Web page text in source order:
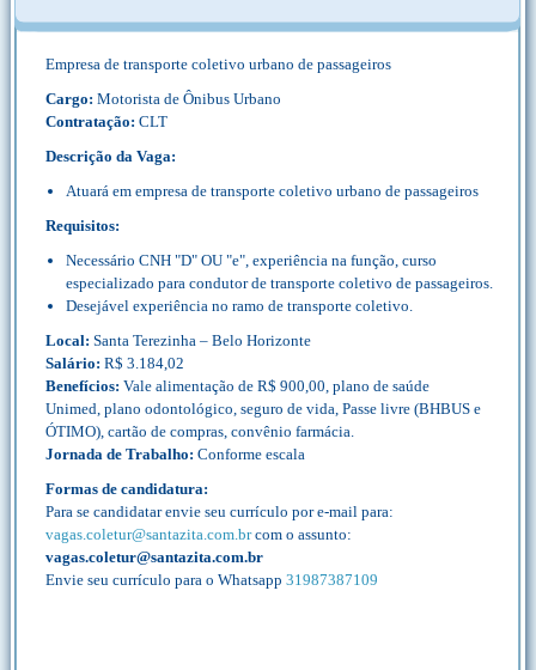
Empresa de transporte coletivo urbano de passageiros
Cargo: Motorista de Ônibus Urbano
Contratação: CLT
Descrição da Vaga:
Atuará em empresa de transporte coletivo urbano de passageiros
Requisitos:
Necessário CNH "D" OU "e", experiência na função, curso
especializado para condutor de transporte coletivo de passageiros.
Desejável experiência no ramo de transporte coletivo.
Local: Santa Terezinha – Belo Horizonte
Salário: R$ 3.184,02
Benefícios: Vale alimentação de R$ 900,00, plano de saúde
Unimed, plano odontológico, seguro de vida, Passe livre (BHBUS e
ÓTIMO), cartão de compras, convênio farmácia.
Jornada de Trabalho: Conforme escala
Formas de candidatura:
Para se candidatar envie seu currículo por e-mail para:
vagas.coletur@santazita.com.brcom o assunto:
vagas.coletur@santazita.com.br
Envie seu currículo para o Whatsapp 31987387109